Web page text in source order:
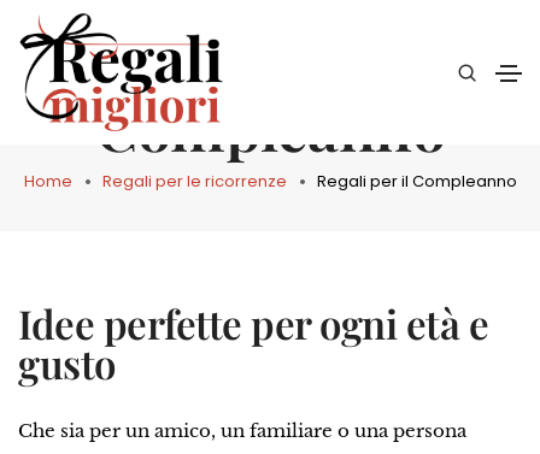
Regali per il
Compleanno
Home Regali per le ricorrenze Regali per il Compleanno
Idee perfette per ogni età e
gusto
Che sia per un amico, un familiare o una persona